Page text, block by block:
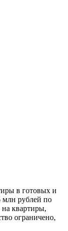
в готовых и
млн рублей по
на квартиры,
ограничено,